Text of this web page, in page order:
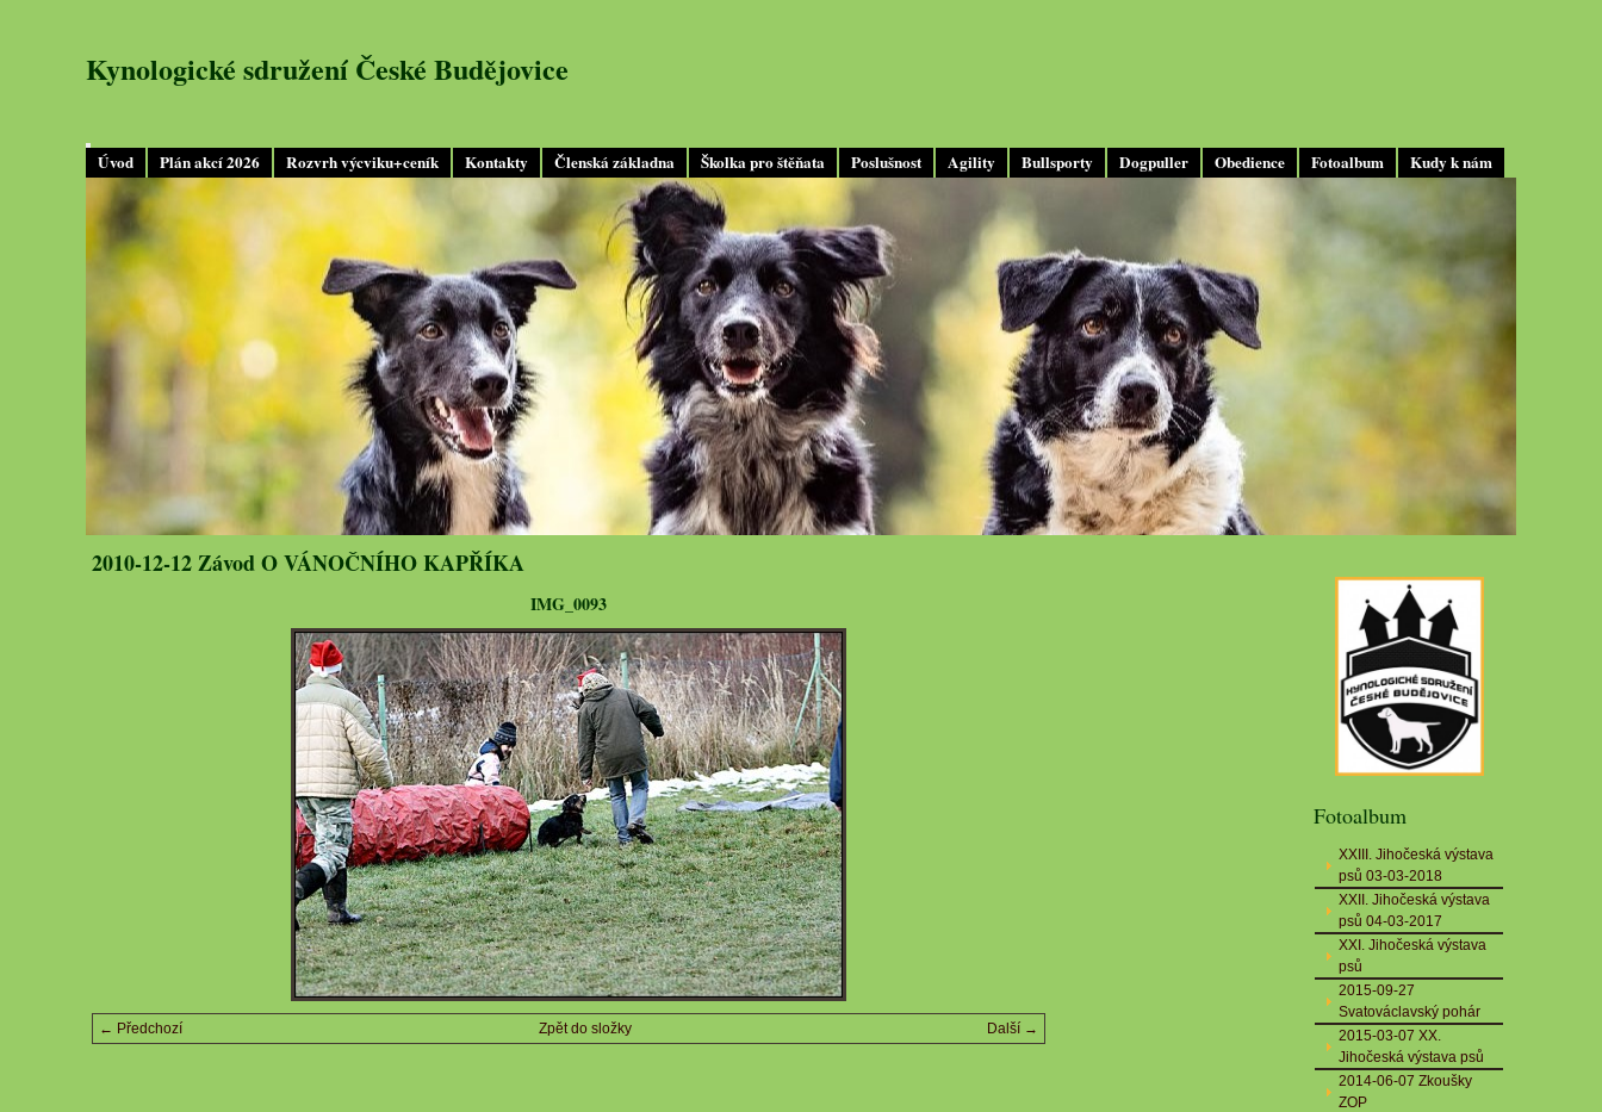
Úvod Plán akcí 2026 Rozvrh výcviku+ceník Kontakty Členská základna Školka pro štěňata Poslušnost Agility Bullsporty Dogpuller Obedience Fotoalbum Kudy k nám
Kynologické sdružení České Budějovice
2010-12-12 Závod O VÁNOČNÍHO KAPŘÍKA
IMG_0093
← Předchozí Další →
Zpět do složky
Fotoalbum
XXIII. Jihočeská výstava
psů 03-03-2018
XXII. Jihočeská výstava
psů 04-03-2017
XXI. Jihočeská výstava
psů
2015-09-27
Svatováclavský pohár
2015-03-07 XX.
Jihočeská výstava psů
2014-06-07 Zkoušky
ZOP